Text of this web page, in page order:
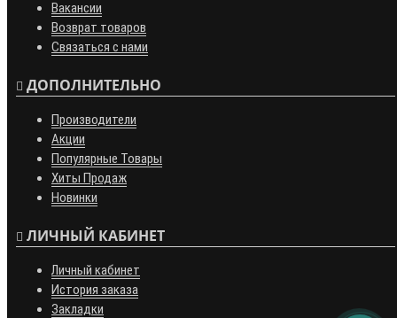
Вакансии
Возврат товаров
Связаться с нами
ДОПОЛНИТЕЛЬНО
Производители
Акции
Популярные Товары
Хиты Продаж
Новинки
ЛИЧНЫЙ КАБИНЕТ
Личный кабинет
История заказа
Закладки